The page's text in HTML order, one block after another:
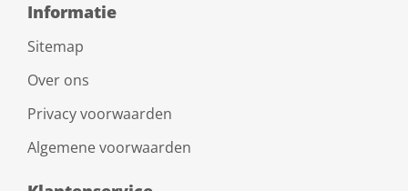
Informatie
Sitemap
Over ons
Privacy voorwaarden
Algemene voorwaarden